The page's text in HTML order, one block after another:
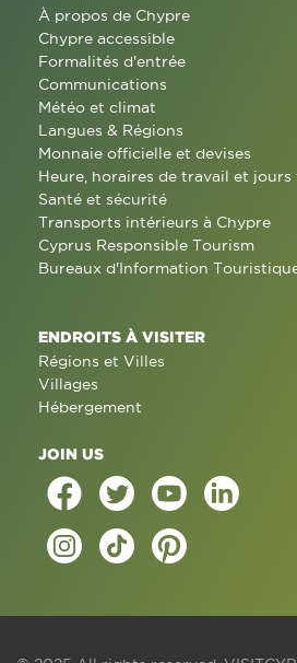
À propos de Chypre
Chypre accessible
Formalités d'entrée
Communications
Météo et climat
Langues & Régions
Monnaie officielle et devises
Heure, horaires de travail et jours
Santé et sécurité
Transports intérieurs à Chypre
Cyprus Responsible Tourism
Bureaux d'Information
ENDROITS À VISITER
Régions et Villes
Villages
Hébergement
JOIN US